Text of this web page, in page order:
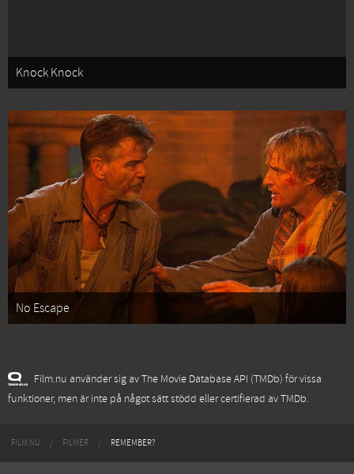
Knock Knock
No Escape
Film.nu använder sig av The Movie Database API (TMDb) för vissa
funktioner, men är inte på något sätt stödd eller certifierad av TMDb.
FILM.NU FILMER REMEMBER?